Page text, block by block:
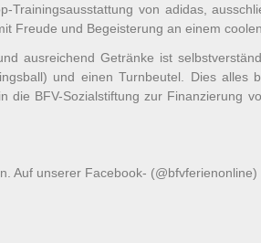
von adidas,
Freude und Begeisterung an einem
ausreichend Getränke ist
und einen Turnbeutel. Dies
BFV-Sozialstiftung zur Finanzierung
. Auf unserer Facebook-